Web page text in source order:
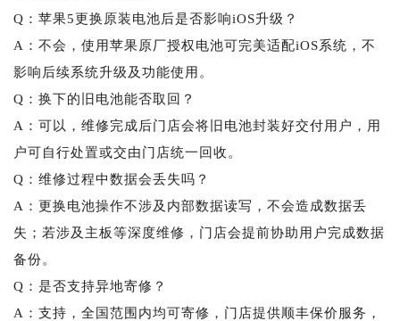
Q：苹果5更换原装电池后是否影响iOS升级？
A：不会，使用苹果原厂授权电池可完美适配iOS系统，不
影响后续系统升级及功能使用。
Q：换下的旧电池能否取回？
A：可以，维修完成后门店会将旧电池封装好交付用户，用
户可自行处置或交由门店统一回收。
Q：维修过程中数据会丢失吗？
A：更换电池操作不涉及内部数据读写，不会造成数据丢
失；若涉及主板等深度维修，门店会提前协助用户完成数据
备份。
Q：是否支持异地寄修？
A：支持，全国范围内均可寄修，门店提供顺丰保价服务，